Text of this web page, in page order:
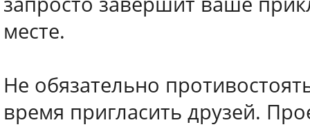
месте.
Не обязательно
время пригласить друзей.